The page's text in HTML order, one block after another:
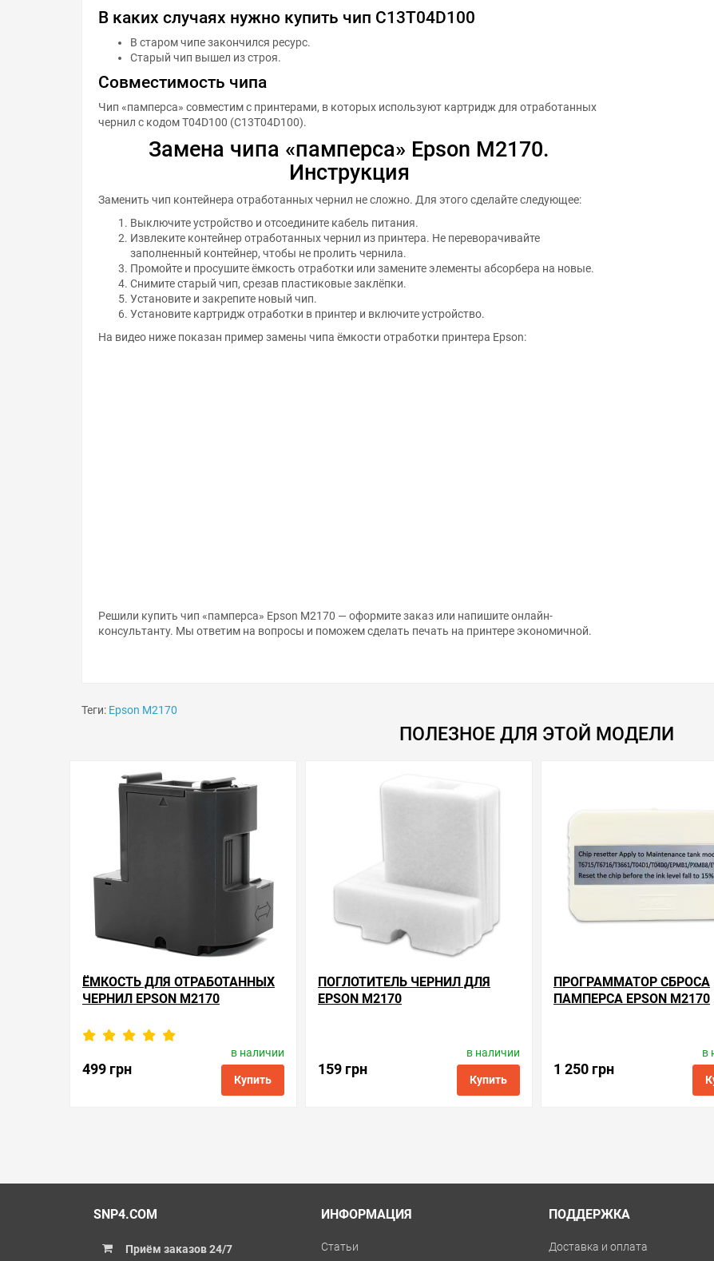
В каких случаях нужно купить чип C13T04D100
В старом чипе закончился ресурс.
Старый чип вышел из строя.
Совместимость чипа
Чип «памперса» совместим с принтерами, в которых используют картридж для отработанных
чернил с кодом T04D100 (C13T04D100).
Замена чипа «памперса» Epson M2170.
Инструкция
Заменить чип контейнера отработанных чернил не сложно. Для этого сделайте следующее:
Выключите устройство и отсоедините кабель питания.
Извлеките контейнер отработанных чернил из принтера. Не переворачивайте
заполненный контейнер, чтобы не пролить чернила.
Промойте и просушите ёмкость отработки или замените элементы абсорбера на новые.
Снимите старый чип, срезав пластиковые заклёпки.
Установите и закрепите новый чип.
Установите картридж отработки в принтер и включите устройство.
На видео ниже показан пример замены чипа ёмкости отработки принтера Epson:
консультанту. Мы ответим на вопросы и поможем сделать печать на принтере экономичной.
ПОЛЕЗНОЕ ДЛЯ ЭТОЙ МОДЕЛИ
ЁМКОСТЬ ДЛЯ ОТРАБОТАННЫХ
ЧЕРНИЛ EPSON M2170
499 грн
Производитель: Apex Microelectronics
me.t04d1
ПОГЛОТИТЕЛЬ ЧЕРНИЛ ДЛЯ
EPSON M2170
159 грн ae.t04d1
ПРОГРАММАТОР СБРОСА
ПАМПЕРСА EPSON M2170
1 250 грн rse.t04d1
SNP4.COM ИНФОРМАЦИЯ ПОДДЕРЖКА